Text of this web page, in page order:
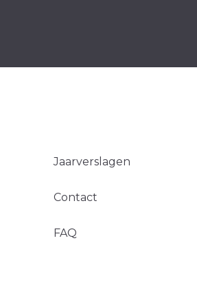
Jaarverslagen
Contact
FAQ